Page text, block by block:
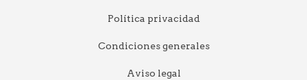
Política privacidad
Condiciones generales
Aviso legal